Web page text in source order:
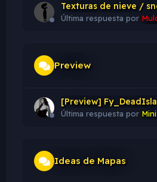
Texturas de nieve /
Última respuesta por
Preview
[Preview]
Última respuesta por
Ideas de Mapas